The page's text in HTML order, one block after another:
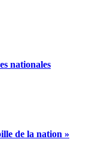
nationales
de la nation »